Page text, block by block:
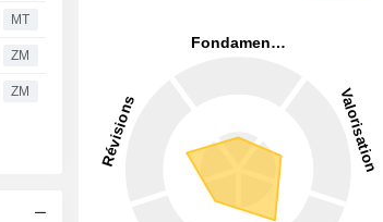
MT
ZM
ZM